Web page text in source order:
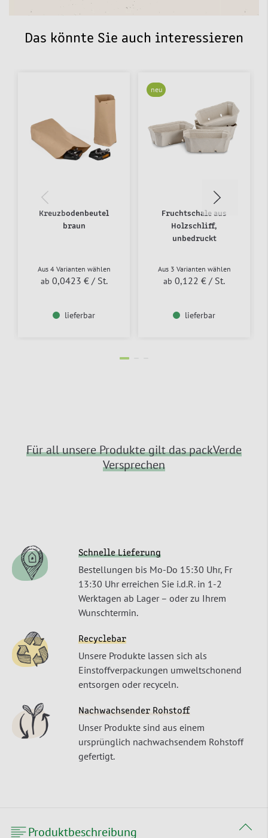
Das könnte Sie auch interessieren
Kreuzbodenbeutel
braun
Aus 4 Varianten wählen
ab 0,0423 € / St.
lieferbar
neu
Fruchtschale aus
Holzschliff,
unbedruckt
Aus 3 Varianten wählen
ab 0,122 € / St.
lieferbar
Für all unsere Produkte gilt das packVerde
Versprechen
Schnelle Lieferung
Bestellungen bis Mo-Do 15:30 Uhr, Fr
13:30 Uhr erreichen Sie i.d.R. in 1-2
Werktagen ab Lager – oder zu Ihrem
Wunschtermin.
Recyclebar
Unsere Produkte lassen sich als
Einstoffverpackungen umweltschonend
entsorgen oder recyceln.
Nachwachsender Rohstoff
Unser Produkte sind aus einem
ursprünglich nachwachsendem Rohstoff
gefertigt.
Produktbeschreibung